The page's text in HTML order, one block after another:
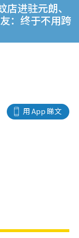
进驻元朗、
：终于不用跨
用 App 睇文